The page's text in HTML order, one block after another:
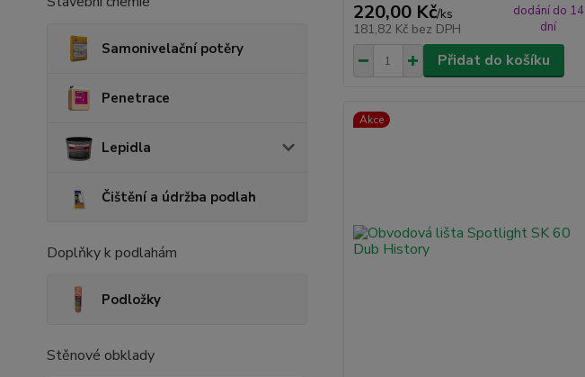
Samonivelační potěry
Penetrace
Lepidla
Čištění a údržba podlah
Doplňky k podlahám
Podložky
Stěnové obklady
220,00 Kč/ks
181,82 Kč bez DPH
dodání do 14
dní
Přidat do košíku
Akce